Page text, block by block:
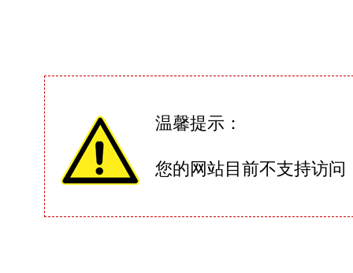
温馨提示：
您的网站目前不支持访